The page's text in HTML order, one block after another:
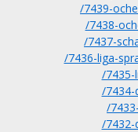
/7439-
/7438-
/7437-
/7436-liga-
/7435-
/7434-
/
/7432-